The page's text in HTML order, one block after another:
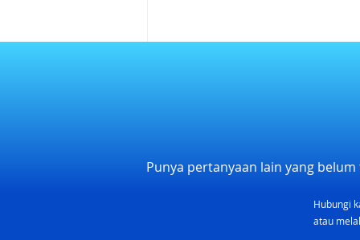
5 Rekomendasi Baby Box
Punya pertanyaan lain yang belum
Hubungi
atau